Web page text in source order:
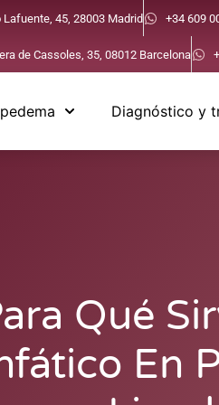
45, 28003 Madrid +34 609
de Cassoles, 35, 08012 Barcelona
Diagnóstico y
Qué
En